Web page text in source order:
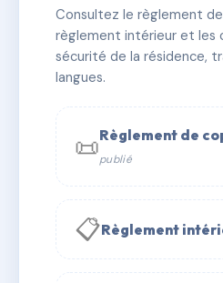
📍 51 r du stade 73190
✓ Immatriculée 🏠 104 lots
📞 Contacter Syndic
✉ Email
Consultez le règlement
règlement intérieur et les
sécurité de la résidence,
langues.
📜Règlement de
publié
📋Règlement